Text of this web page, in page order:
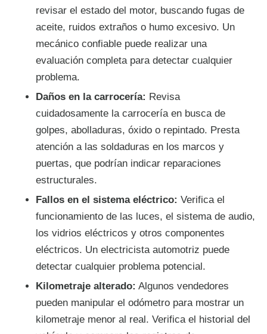
revisar el estado del motor, buscando fugas de
aceite, ruidos extraños o humo excesivo. Un
mecánico confiable puede realizar una
evaluación completa para detectar cualquier
problema.
Daños en la carrocería: Revisa
cuidadosamente la carrocería en busca de
golpes, abolladuras, óxido o repintado. Presta
atención a las soldaduras en los marcos y
puertas, que podrían indicar reparaciones
estructurales.
Fallos en el sistema eléctrico: Verifica el
funcionamiento de las luces, el sistema de audio,
los vidrios eléctricos y otros componentes
eléctricos. Un electricista automotriz puede
detectar cualquier problema potencial.
Kilometraje alterado: Algunos vendedores
pueden manipular el odómetro para mostrar un
kilometraje menor al real. Verifica el historial del